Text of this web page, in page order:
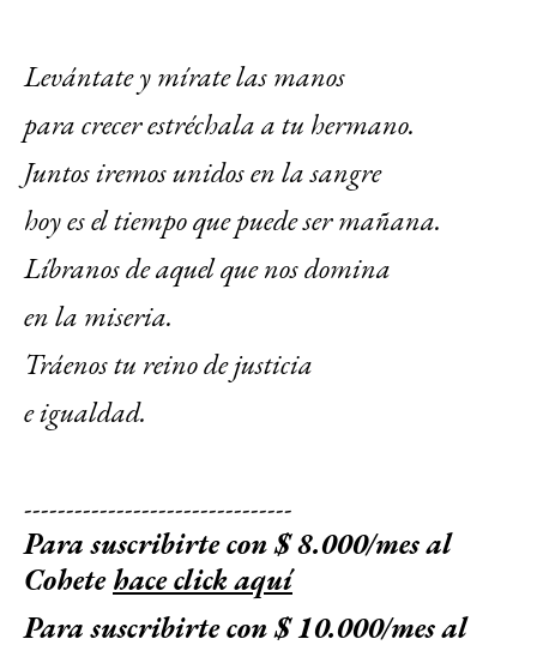
Levántate y mírate las manos
para crecer estréchala a tu hermano.
Juntos iremos unidos en la sangre
hoy es el tiempo que puede ser mañana.
Líbranos de aquel que nos domina
en la miseria.
Tráenos tu reino de justicia
e igualdad.
--------------------------------
Para suscribirte con $ 8.000/mes al
Cohetehace click aquí
Para suscribirte con $ 10.000/mes al